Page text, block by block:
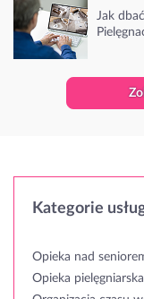
Jak
Kategorie
Opieka nad
Opieka